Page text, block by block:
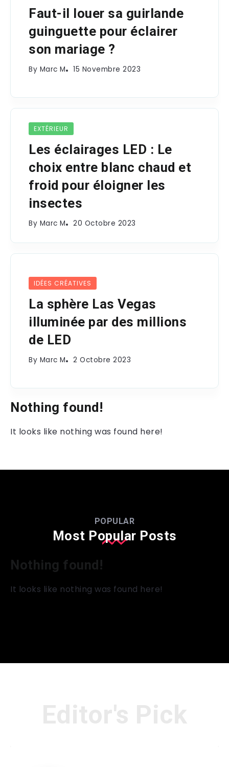
Faut-il louer sa guirlande
guinguette pour éclairer
son mariage ?
By Marc M 15 Novembre 2023
EXTÉRIEUR
Les éclairages LED : Le
choix entre blanc chaud et
froid pour éloigner les
insectes
By Marc M 20 Octobre 2023
IDÉES CRÉATIVES
La sphère Las Vegas
illuminée par des millions
de LED
By Marc M 2 Octobre 2023
Nothing found!
It looks like nothing was found here!
Most Popular Posts
POPULAR
Nothing found!
It looks like nothing was found here!